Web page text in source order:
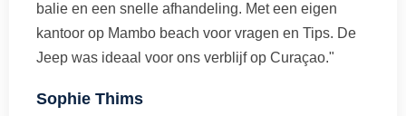
balie en een snelle afhandeling. Met een eigen
kantoor op Mambo beach voor vragen en Tips. De
Jeep was ideaal voor ons verblijf op Curaçao."
Sophie Thims